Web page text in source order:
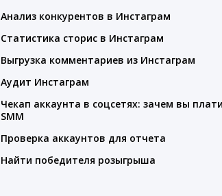
Анализ конкурентов в Инстаграм
Статистика сторис в Инстаграм
Выгрузка комментариев из Инстаграм
Аудит Инстаграм
Чекап аккаунта в соцсетях: зачем вы
SMM
Проверка аккаунтов для отчета
Найти победителя розыгрыша